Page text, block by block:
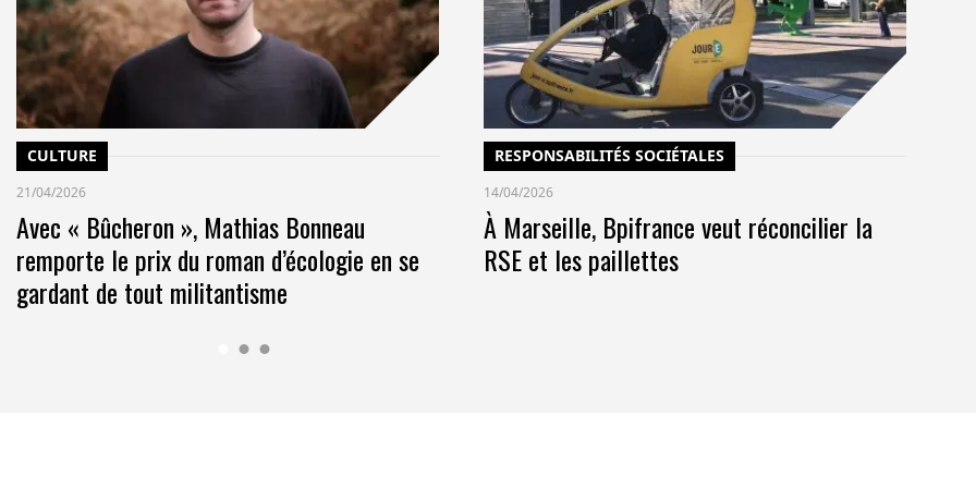
l’environnement que 5 prompts successifs à
de gagner jusqu’à 31 points d’EcoIndex soit une
kg eq.CO2.
CULTURE
21/04/2026
Avec « Bûcheron », Mathias Bonneau
remporte le prix du roman d’écologie en se
gardant de tout militantisme
RESPONSABILITÉS SOCIÉTALES
14/04/2026
À Marseille, Bpifrance veut réconcilier la
RSE et les paillettes